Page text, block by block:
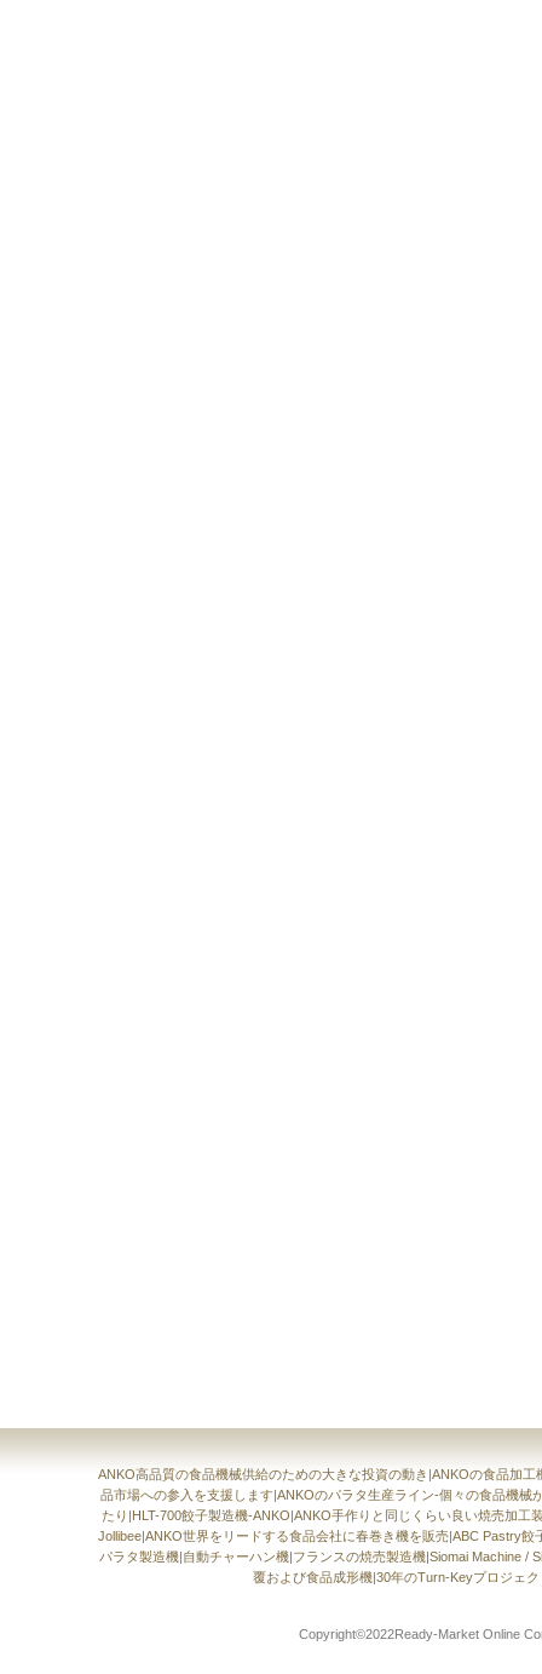
ANKO高品質の食品機械供給のための大きな投資の動き |ANKOの食品加工
品市場への参入を支援します|ANKOのパラタ生産ライン-個々の食品機械
たり |HLT-700餃子製造機-ANKO|ANKO手作りと同じくらい良い焼売加工
Jollibee|ANKO世界をリードする食品会社に春巻き機を販売|ABC Pastry餃
パラタ製造機|自動チャーハン機|フランスの焼売製造機|Siomai Machine /
覆および食品成形機|30年のTurn-Keyプロジェ
Copyright©2022Ready-Market Online